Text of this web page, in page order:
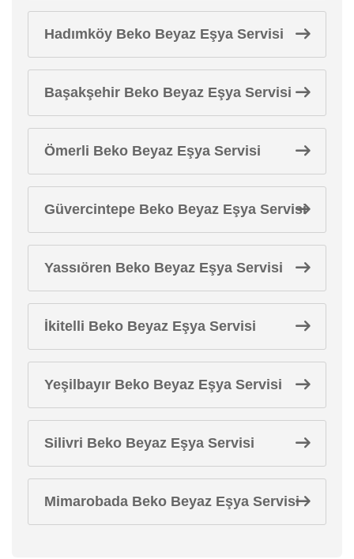
Hadımköy Beko Beyaz Eşya Servisi
Başakşehir Beko Beyaz Eşya Servisi
Ömerli Beko Beyaz Eşya Servisi
Güvercintepe Beko Beyaz Eşya Servisi
Yassıören Beko Beyaz Eşya Servisi
İkitelli Beko Beyaz Eşya Servisi
Yeşilbayır Beko Beyaz Eşya Servisi
Silivri Beko Beyaz Eşya Servisi
Mimarobada Beko Beyaz Eşya Servisi